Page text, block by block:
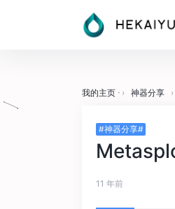
我的主页 › 神器分享 ›
#神器分享#
11 年前